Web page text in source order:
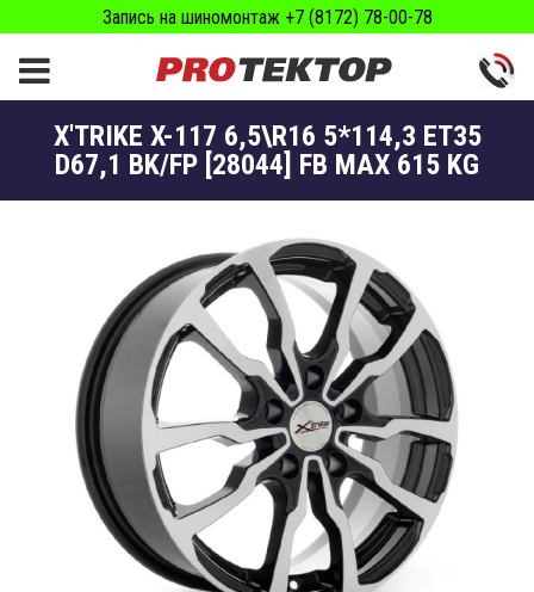
Запись на шиномонтаж +7 (8172) 78-00-78
X'TRIKE X-117 6,5\R16 5*114,3 ET35
D67,1 BK/FP [28044] FB MAX 615 KG